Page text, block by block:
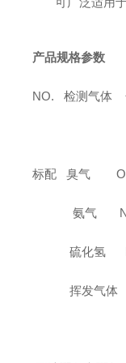
产品规格参数
NO. 检测气
标配 臭气
氨气
硫化氢
挥发气体